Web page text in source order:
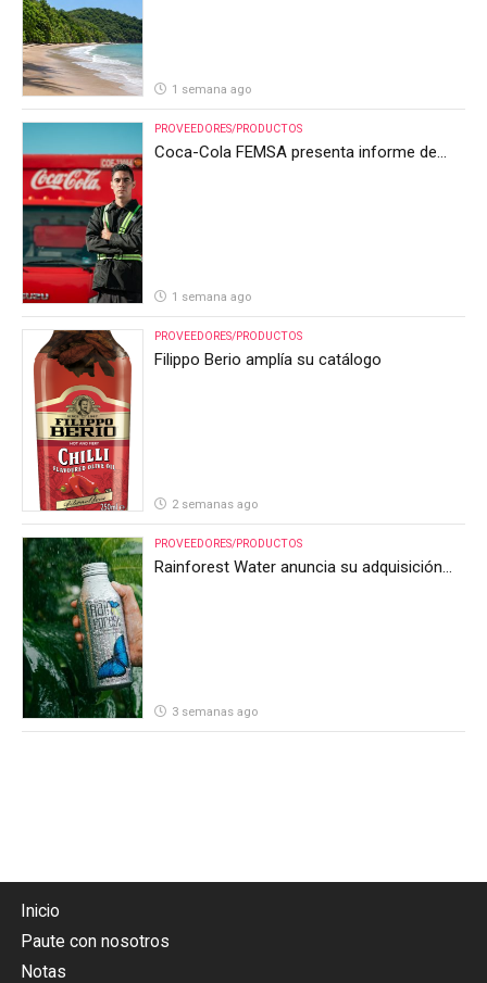
1 semana ago
PROVEEDORES/PRODUCTOS
Coca-Cola FEMSA presenta informe de
1 semana ago
PROVEEDORES/PRODUCTOS
Filippo Berio amplía su catálogo
2 semanas ago
PROVEEDORES/PRODUCTOS
Rainforest Water anuncia su adquisición
3 semanas ago
Inicio
Paute con nosotros
Notas